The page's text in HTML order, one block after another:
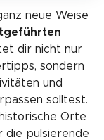
neue Weise
dir nicht nur
sondern
und
solltest.
Orte
die pulsierende